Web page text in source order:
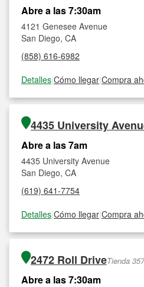
Abre a las 7:30am
4121 Genesee Avenue
San Diego, CA
(858) 616-6982
Detalles|Cómo llegar|Compra
4435 University
Abre a las 7am
4435 University Avenue
San Diego, CA
(619) 641-7754
Detalles|Cómo llegar|Compra
2472 Roll DriveTienda
Abre a las 7:30am